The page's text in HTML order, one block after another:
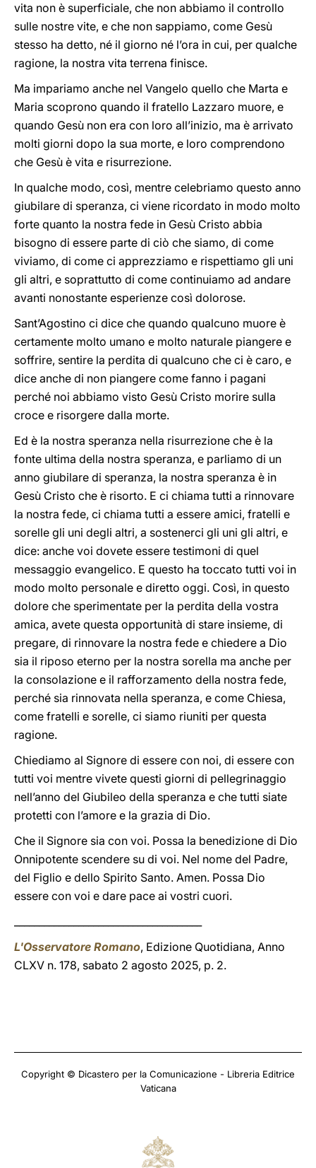
vita non è superficiale, che non abbiamo il controllo
sulle nostre vite, e che non sappiamo, come Gesù
stesso ha detto, né il giorno né l’ora in cui, per qualche
ragione, la nostra vita terrena finisce.
Ma impariamo anche nel Vangelo quello che Marta e
Maria scoprono quando il fratello Lazzaro muore, e
quando Gesù non era con loro all’inizio, ma è arrivato
molti giorni dopo la sua morte, e loro comprendono
che Gesù è vita e risurrezione.
In qualche modo, così, mentre celebriamo questo anno
giubilare di speranza, ci viene ricordato in modo molto
forte quanto la nostra fede in Gesù Cristo abbia
bisogno di essere parte di ciò che siamo, di come
viviamo, di come ci apprezziamo e rispettiamo gli uni
gli altri, e soprattutto di come continuiamo ad andare
avanti nonostante esperienze così dolorose.
Sant’Agostino ci dice che quando qualcuno muore è
certamente molto umano e molto naturale piangere e
soffrire, sentire la perdita di qualcuno che ci è caro, e
dice anche di non piangere come fanno i pagani
perché noi abbiamo visto Gesù Cristo morire sulla
croce e risorgere dalla morte.
Ed è la nostra speranza nella risurrezione che è la
fonte ultima della nostra speranza, e parliamo di un
anno giubilare di speranza, la nostra speranza è in
Gesù Cristo che è risorto. E ci chiama tutti a rinnovare
la nostra fede, ci chiama tutti a essere amici, fratelli e
sorelle gli uni degli altri, a sostenerci gli uni gli altri, e
dice: anche voi dovete essere testimoni di quel
messaggio evangelico. E questo ha toccato tutti voi in
modo molto personale e diretto oggi. Così, in questo
dolore che sperimentate per la perdita della vostra
amica, avete questa opportunità di stare insieme, di
pregare, di rinnovare la nostra fede e chiedere a Dio
sia il riposo eterno per la nostra sorella ma anche per
la consolazione e il rafforzamento della nostra fede,
perché sia rinnovata nella speranza, e come Chiesa,
come fratelli e sorelle, ci siamo riuniti per questa
ragione.
Chiediamo al Signore di essere con noi, di essere con
tutti voi mentre vivete questi giorni di pellegrinaggio
nell’anno del Giubileo della speranza e che tutti siate
protetti con l’amore e la grazia di Dio.
Che il Signore sia con voi. Possa la benedizione di Dio
Onnipotente scendere su di voi. Nel nome del Padre,
del Figlio e dello Spirito Santo. Amen. Possa Dio
essere con voi e dare pace ai vostri cuori.
L'Osservatore Romano, Edizione Quotidiana, Anno
CLXV n. 178, sabato 2 agosto 2025, p. 2.
Copyright © Dicastero per la Comunicazione - Libreria Editrice
Vaticana